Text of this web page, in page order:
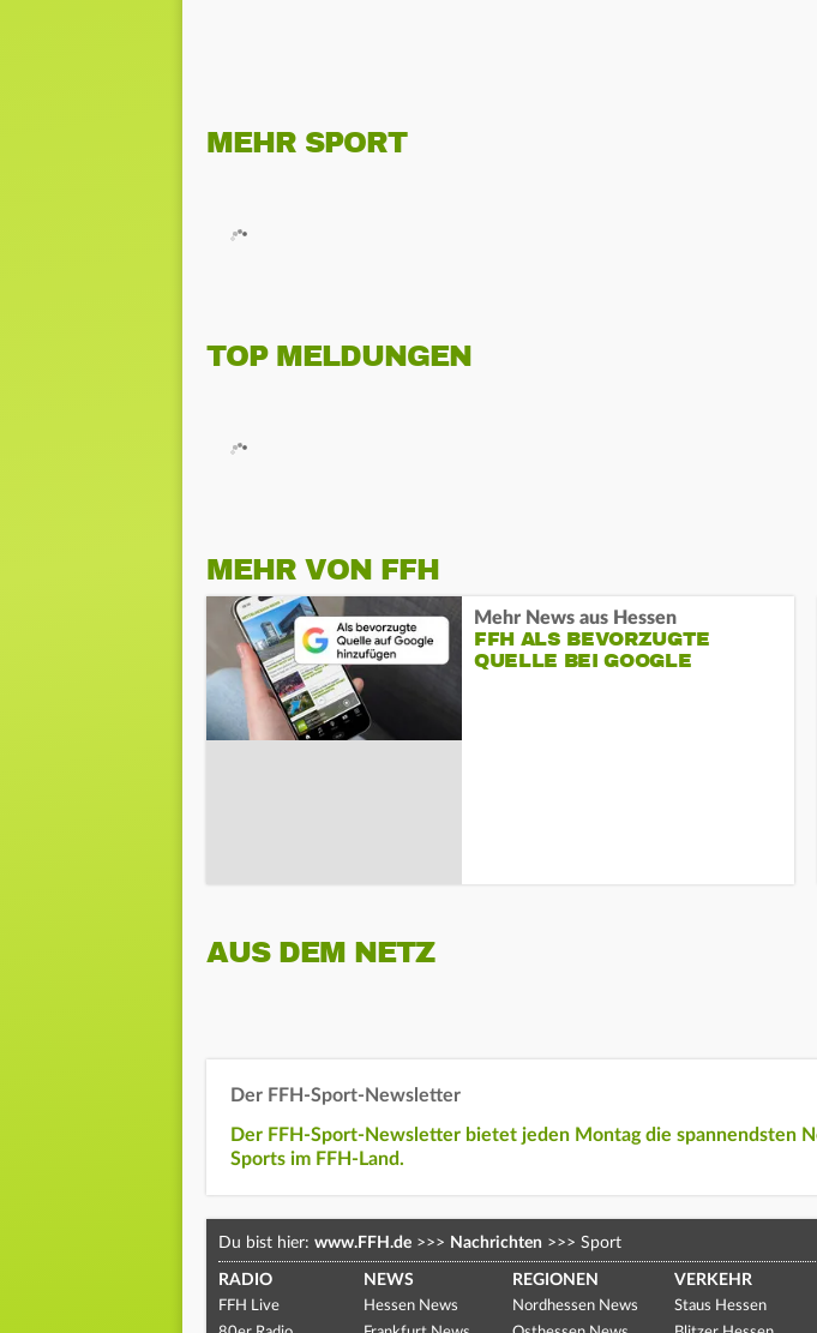
MEHR SPORT
TOP MELDUNGEN
MEHR VON FFH
Mehr News aus Hessen
FFH ALS BEVORZUGTE
QUELLE BEI GOOGLE
AUS DEM NETZ
Der FFH-Sport-Newsletter
Der FFH-Sport-Newsletter bietet jeden Montag die spannendsten
Sports im FFH-Land.
Du bist hier: www.FFH.de >>> Nachrichten >>> Sport
RADIO
FFH Live
NEWS
Hessen News
REGIONEN
Nordhessen News
VERKEHR
Staus Hessen